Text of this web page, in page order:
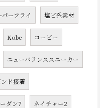
パーフライ 塩ビ系素材
Kobe コービー
ニューバランススニーカー
ンド接着
ダン7 ネイチャー2